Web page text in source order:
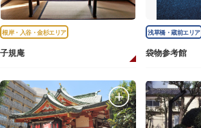
根岸・入谷・金杉エリア
子規庵
浅草橋・蔵前エリア
袋物参考館